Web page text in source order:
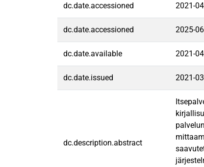
dc.date.accessioned 2021-
dc.date.accessioned 2025-
dc.date.available 2021-
dc.date.issued 2021-
dc.description.abstract